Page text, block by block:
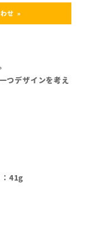
せ
つデザインを考え
41g